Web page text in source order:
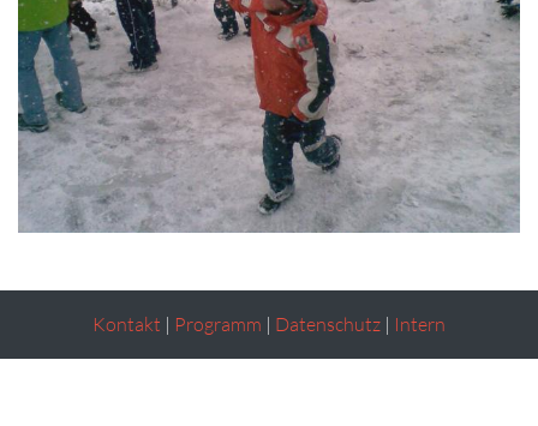
Kontakt | Programm | Datenschutz | Intern